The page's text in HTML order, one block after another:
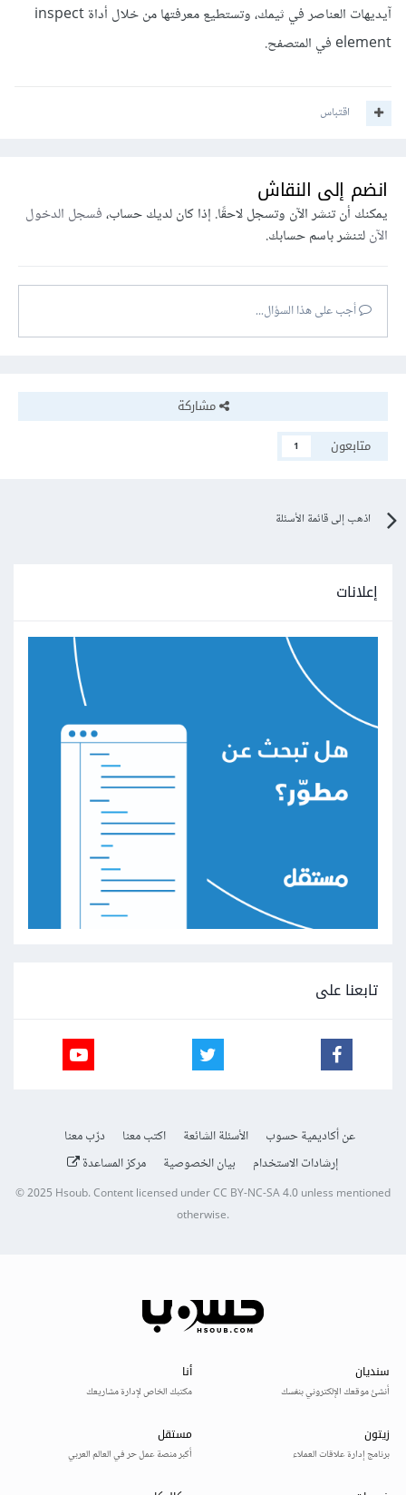
آيديهات العناصر في ثيمك، وتستطيع معرفتها من خلال أداة inspect
element في المتصفح.
اقتباس
انضم إلى النقاش
يمكنك أن تنشر الآن وتسجل لاحقًا. إذا كان لديك حساب،فسجل الدخول
الآنلتنشر باسم حسابك.
أجب على هذا السؤال...
مشاركة
متابعون
1
اذهب إلى قائمة الأسئلة
إعلانات
تابعنا على
عن أكاديمية حسوب الأسئلة الشائعة اكتب معنا
درّب معنا
إرشادات الاستخدام
بيان الخصوصية مركز المساعدة
© 2025Hsoub.Content licensed underCC BY-NC-SA 4.0unless mentioned
otherwise.